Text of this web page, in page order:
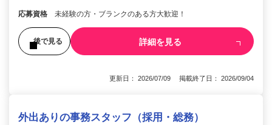
応募資格 未経験の方・ブランクのある方大歓迎！
後で見る 詳細を見る
更新日： 2026/07/09 掲載終了日： 2026/09/04
外出ありの事務スタッフ（採用・総務）